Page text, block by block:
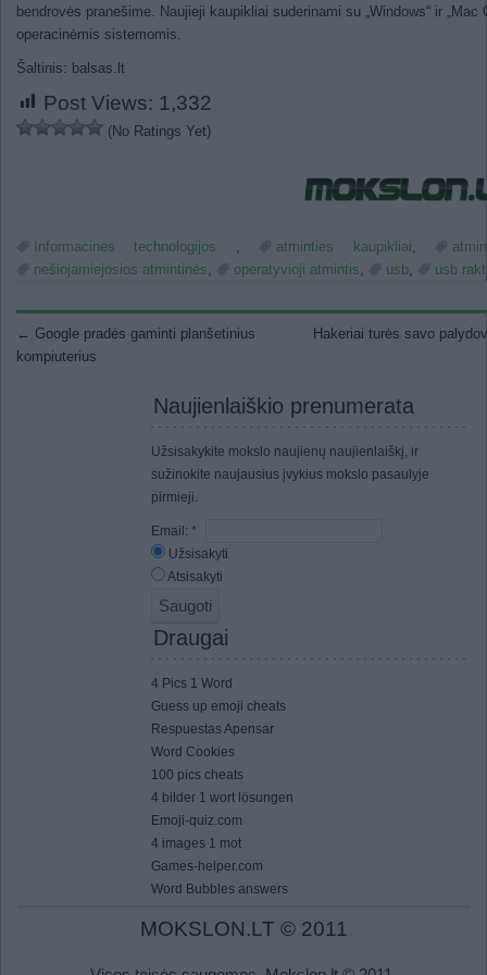
bendrovės pranešime. Naujieji kaupikliai suderinami su „Windows“ ir „Mac
operacinėmis sistemomis.
Šaltinis: balsas.lt
Post Views: 1,332
(No Ratings Yet)
Informacinės technologijos , atminties kaupikliai,
nešiojamiejosios atmintinės, operatyvioji atmintis, usb, usb
Post navigation
← Google pradės gaminti planšetinius
kompiuterius
Hakeriai turės savo
Naujienlaiškio prenumerata
Užsisakykite mokslo naujienų naujienlaiškį, ir
sužinokite naujausius įvykius mokslo pasaulyje
pirmieji.
Email: *
Užsisakyti
Atsisakyti
Draugai
4 Pics 1 Word
Guess up emoji cheats
Respuestas Apensar
Word Cookies
100 pics cheats
4 bilder 1 wort lösungen
Emoji-quiz.com
4 images 1 mot
Games-helper.com
Word Bubbles answers
MOKSLON.LT © 2011